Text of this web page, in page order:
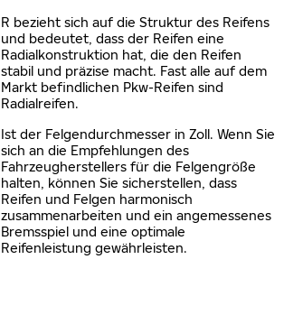
R bezieht sich auf die Struktur des Reifens
und bedeutet, dass der Reifen eine
Radialkonstruktion hat, die den Reifen
stabil und präzise macht. Fast alle auf dem
Markt befindlichen Pkw-Reifen sind
Radialreifen.
Ist der Felgendurchmesser in Zoll. Wenn Sie
sich an die Empfehlungen des
Fahrzeugherstellers für die Felgengröße
halten, können Sie sicherstellen, dass
Reifen und Felgen harmonisch
zusammenarbeiten und ein angemessenes
Bremsspiel und eine optimale
Reifenleistung gewährleisten.